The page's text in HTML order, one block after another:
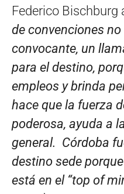
Federico Bischburg
de convenciones
convocante, un
para el destino,
empleos y brinda
hace que la fuerza
poderosa, ayuda a
general. Córdoba
destino sede
está en el “top of